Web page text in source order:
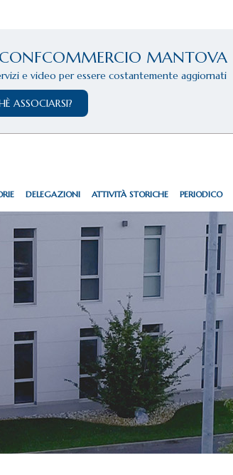
MANTOVA
e video per essere costantemente aggiornati
ASSOCIARSI?
DELEGAZIONI ATTIVITÀ STORICHE PERIODICO